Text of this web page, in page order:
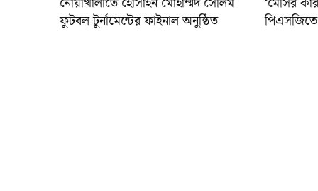
ফুটবল টুর্নামেন্টের ফাইনাল অনুষ্ঠিত
পিএসজিতে